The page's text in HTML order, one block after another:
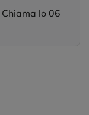
Chiama lo 06